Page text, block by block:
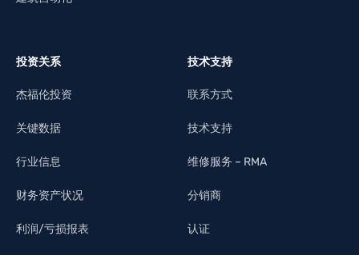
投资关系
杰福伦投资
关键数据
行业信息
财务资产状况
利润/亏损报表
技术支持
联系方式
技术支持
维修服务 – RMA
分销商
认证